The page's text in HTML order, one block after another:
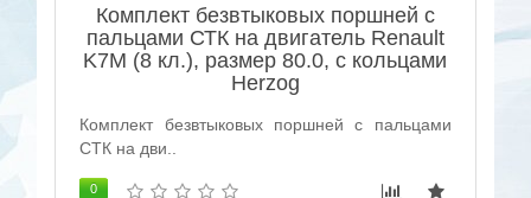
Комплект безвтыковых поршней с
пальцами СТК на двигатель Renault
K7M (8 кл.), размер 80.0, с кольцами
Herzog
Комплект безвтыковых поршней с пальцами
СТК на дви..
0